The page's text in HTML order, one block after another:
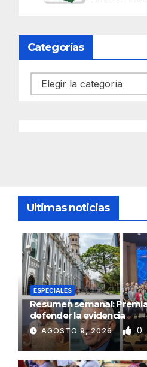
Categorías
Categorías
Ultimas noticias
ESPECIALES
Resumen semanal:
defender la evidencia
AGOSTO 9, 2026 0